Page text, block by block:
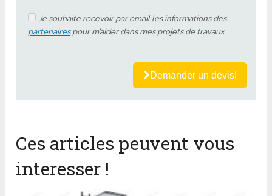
Je souhaite recevoir par email les informations des
partenairespour m’aider dans mes projets de travaux
Demander un devis!
Ces articles peuvent vous
interesser !